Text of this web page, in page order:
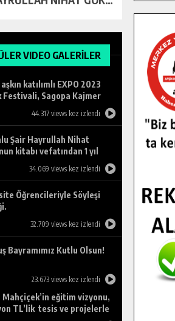
VIDEO GALERİLER
katılımlı EXPO 2023
Festivali, Sagopa Kajmer
44.317 views kez izlendi
Şair Hayrullah Nihat
kitabı vefatından 1 yıl
Belediyesi tarafından
34.069 views kez izlendi
Öğrencileriyle Söyleşi
32.709 views kez izlendi
Bayramımız Kutlu Olsun!
23.673 views kez izlendi
Mahçiçek’in eğitim vizyonu,
TL’lik tesis ve projelerle